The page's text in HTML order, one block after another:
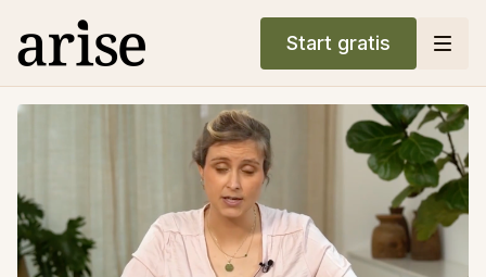
Start gratis